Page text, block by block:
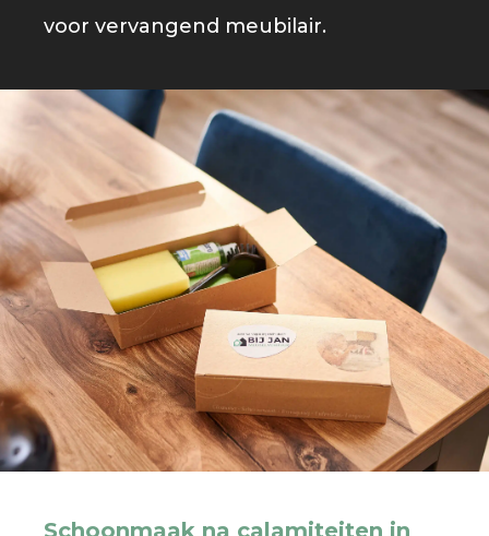
voor vervangend meubilair.
Schoonmaak na calamiteiten in